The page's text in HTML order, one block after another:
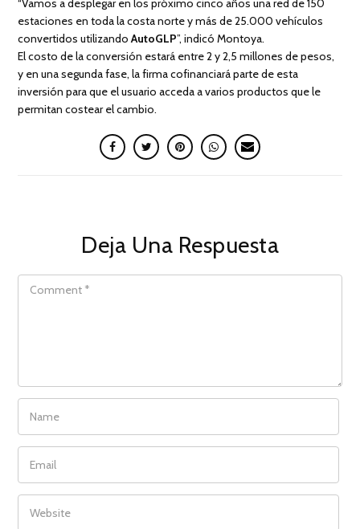
“Vamos a desplegar en los próximo cinco años una red de 150
estaciones en toda la costa norte y más de 25.000 vehículos
convertidos utilizandoAutoGLP”, indicó Montoya.
El costo de la conversión estará entre 2 y 2,5 millones de pesos,
y en una segunda fase, la firmacofinanciará parte de esta
inversión para que el usuario acceda a varios productos que le
permitan costear el cambio.
Deja Una Respuesta
COMMENT
NAME
EMAIL
WEBSITE